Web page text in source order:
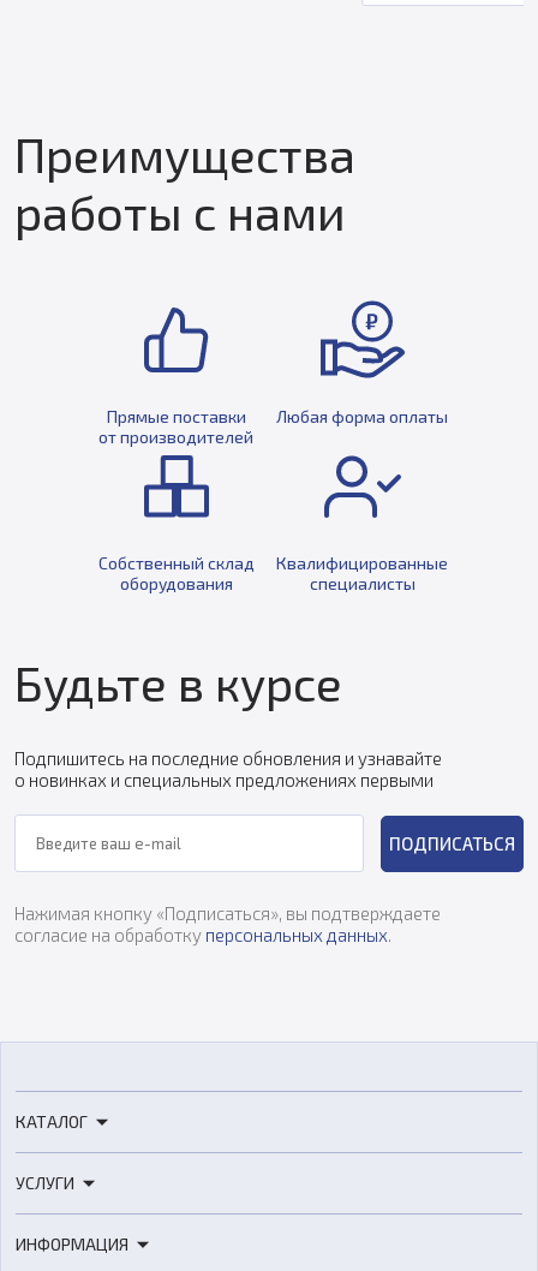
Преимущества
работы с нами
Прямые поставки
от производителей
Любая форма оплаты
Собственный склад
оборудования
Квалифицированные
специалисты
Будьте в курсе
Подпишитесь на последние обновления и узнавайте
о новинках и специальных предложениях первыми
ПОДПИСАТЬСЯ
Нажимая кнопку «Подписаться», вы подтверждаете
согласие на обработку персональных данных.
КАТАЛОГ
Расходные материалы
УСЛУГИ
3D-моделирование
ИНФОРМАЦИЯ